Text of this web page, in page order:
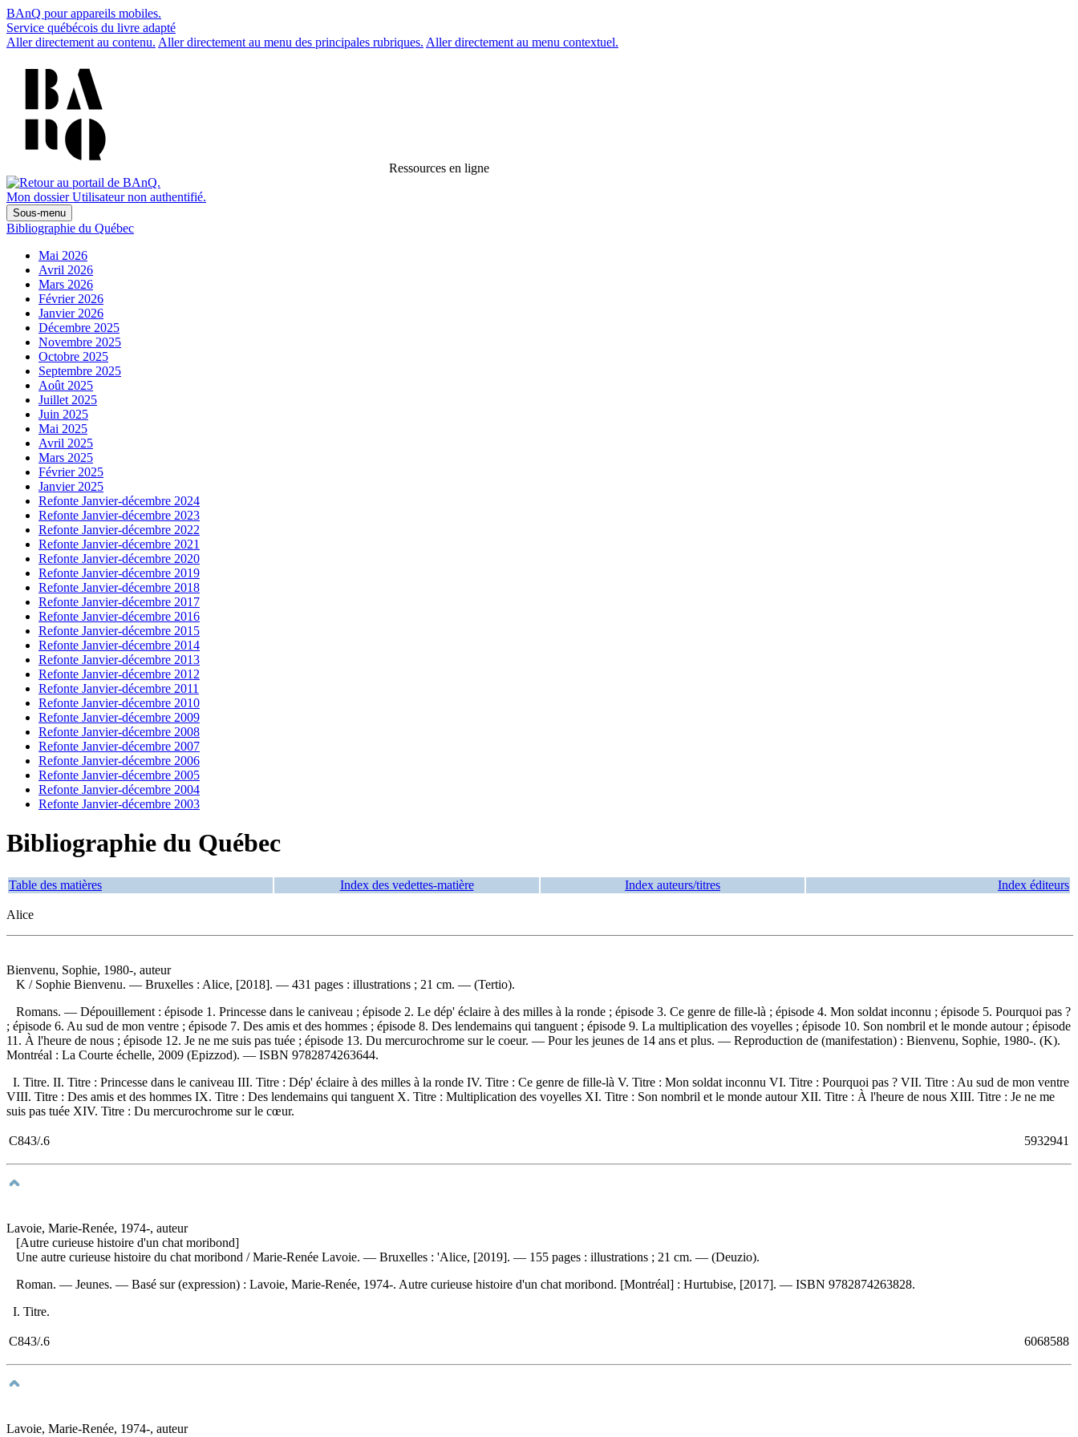
BAnQ pour appareils mobiles.
Service québécois du livre adapté
Aller directement au contenu. Aller directement au menu des principales rubriques. Aller directement au menu contextuel.
Ressources en ligne
Mon dossier Utilisateur non authentifié.
Sous-menu
Bibliographie du Québec
Mai 2026
Avril 2026
Mars 2026
Février 2026
Janvier 2026
Décembre 2025
Novembre 2025
Octobre 2025
Septembre 2025
Août 2025
Juillet 2025
Juin 2025
Mai 2025
Avril 2025
Mars 2025
Février 2025
Janvier 2025
Refonte Janvier-décembre 2024
Refonte Janvier-décembre 2023
Refonte Janvier-décembre 2022
Refonte Janvier-décembre 2021
Refonte Janvier-décembre 2020
Refonte Janvier-décembre 2019
Refonte Janvier-décembre 2018
Refonte Janvier-décembre 2017
Refonte Janvier-décembre 2016
Refonte Janvier-décembre 2015
Refonte Janvier-décembre 2014
Refonte Janvier-décembre 2013
Refonte Janvier-décembre 2012
Refonte Janvier-décembre 2011
Refonte Janvier-décembre 2010
Refonte Janvier-décembre 2009
Refonte Janvier-décembre 2008
Refonte Janvier-décembre 2007
Refonte Janvier-décembre 2006
Refonte Janvier-décembre 2005
Refonte Janvier-décembre 2004
Refonte Janvier-décembre 2003
Bibliographie du Québec
Table des matières Index des vedettes-matière Index auteurs/titres Index éditeurs
Alice
Bienvenu, Sophie, 1980-, auteur
K / Sophie Bienvenu. — Bruxelles : Alice, [2018]. — 431 pages : illustrations ; 21 cm. — (Tertio).
Romans. — Dépouillement : épisode 1. Princesse dans le caniveau ; épisode 2. Le dép' éclaire à des milles à la ronde ; épisode 3. Ce genre de fille-là ; épisode 4. Mon soldat inconnu ; épisode 5. Pourquoi pas ?
; épisode 6. Au sud de mon ventre ; épisode 7. Des amis et des hommes ; épisode 8. Des lendemains qui tanguent ; épisode 9. La multiplication des voyelles ; épisode 10. Son nombril et le monde autour ; épisode
11. À l'heure de nous ; épisode 12. Je ne me suis pas tuée ; épisode 13. Du mercurochrome sur le coeur. — Pour les jeunes de 14 ans et plus. — Reproduction de (manifestation) : Bienvenu, Sophie, 1980-. (K).
Montréal : La Courte échelle, 2009 (Epizzod). — ISBN 9782874263644.
I. Titre. II. Titre : Princesse dans le caniveau III. Titre : Dép' éclaire à des milles à la ronde IV. Titre : Ce genre de fille-là V. Titre : Mon soldat inconnu VI. Titre : Pourquoi pas ? VII. Titre : Au sud de mon ventre
VIII. Titre : Des amis et des hommes IX. Titre : Des lendemains qui tanguent X. Titre : Multiplication des voyelles XI. Titre : Son nombril et le monde autour XII. Titre : À l'heure de nous XIII. Titre : Je ne me
suis pas tuée XIV. Titre : Du mercurochrome sur le cœur.
C843/.6 5932941
Lavoie, Marie-Renée, 1974-, auteur
[Autre curieuse histoire d'un chat moribond]
Une autre curieuse histoire du chat moribond / Marie-Renée Lavoie. — Bruxelles : 'Alice, [2019]. — 155 pages : illustrations ; 21 cm. — (Deuzio).
Roman. — Jeunes. — Basé sur (expression) : Lavoie, Marie-Renée, 1974-. Autre curieuse histoire d'un chat moribond. [Montréal] : Hurtubise, [2017]. — ISBN 9782874263828.
I. Titre.
C843/.6 6068588
Lavoie, Marie-Renée, 1974-, auteur